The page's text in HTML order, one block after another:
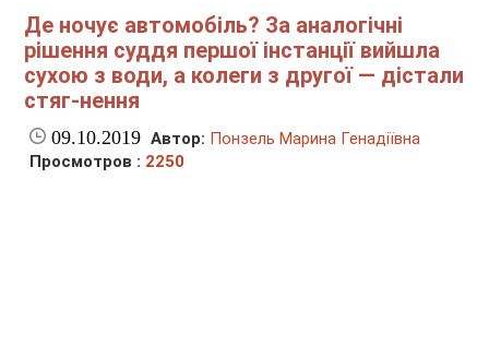
Де ночує автомобіль? За аналогічні
рішення суддя першої інстанції вийшла
сухою з води, а колеги з другої — дістали
стяг-нення
09.10.2019 Автор: Понзель Марина Генадіївна
Просмотров : 2250